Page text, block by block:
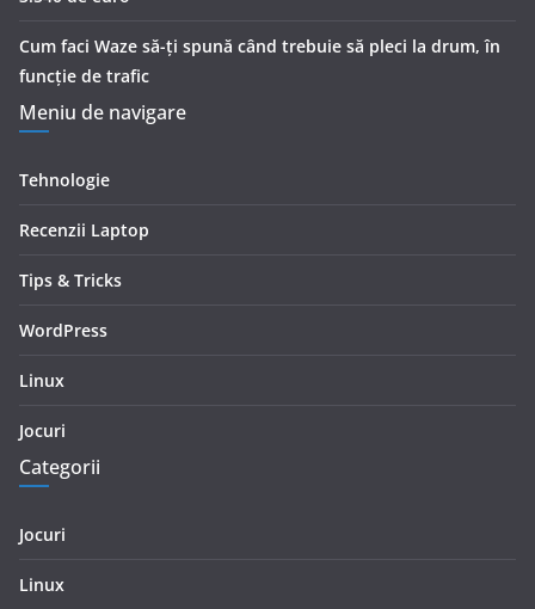
Cum faci Waze să-ți spună când trebuie să pleci la drum, în
funcție de trafic
Meniu de navigare
Tehnologie
Recenzii Laptop
Tips & Tricks
WordPress
Linux
Jocuri
Categorii
Jocuri
Linux